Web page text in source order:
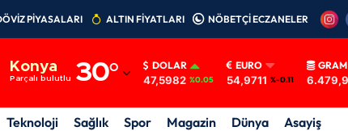
PİYASALARI ALTIN FİYATLARI NÖBETÇİ ECZANELER
Konya
Parçalı bulutlu 30°
Adıyaman
Afyonkarahisar
DOLAR
47,5982 %0.05
EURO
54,9711 %-0.11
Teknoloji Sağlık Spor Magazin Dünya Asayiş